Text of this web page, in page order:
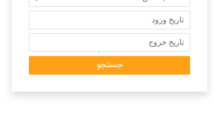
تاریخ ورود
تاریخ خروج
جستجو